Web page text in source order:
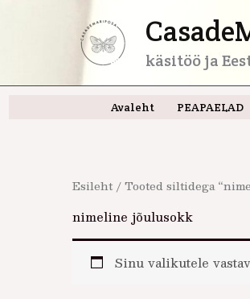
käsitöö ja
Avaleht PEAPAELAD
Esileht / Tooted siltidega
nimeline jõulusokk
Sinu valikutele